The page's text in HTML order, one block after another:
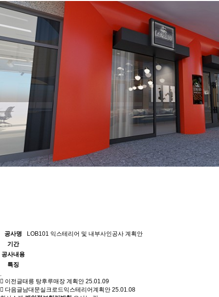
공사명
LOB101 익스테리어 및 내부사인공사 계획안
기간
공사내용
특징
.
이전글태릉 탕후루매장 계획안 25.01.09
다음글남대문실크로드익스테리어계획안 25.01.08